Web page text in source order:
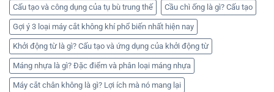
Cấu tạo và công dụng của tụ bù trung thế Cầu chì ống là gì? Cấu tạo
Gợi ý 3 loại máy cắt không khí phổ biến nhất hiện nay
Khởi động từ là gì? Cấu tạo và ứng dụng của khởi động từ
Máng nhựa là gì? Đặc điểm và phân loại máng nhựa
Máy cắt chân không là gì? Lợi ích mà nó mang lại